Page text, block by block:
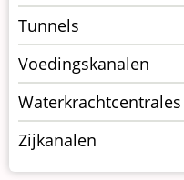
Tunnels
Voedingskanalen
Waterkrachtcentrales
Zijkanalen